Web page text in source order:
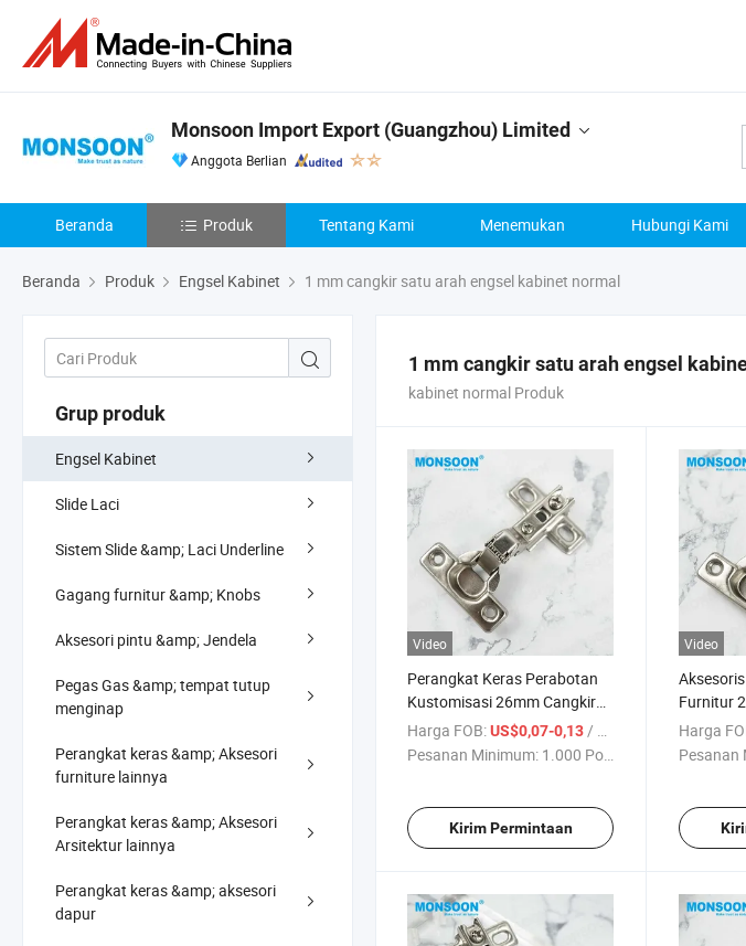
Monsoon Import Export (Guangzhou) Limited
Anggota Berlian
Beranda Produk Tentang Kami Menemukan Hubungi Kami
Beranda Produk Engsel Kabinet 1 mm cangkir satu arah engsel kabinet normal
Grup produk
Engsel Kabinet
Slide Laci
Sistem Slide &amp; Laci Underline
Gagang furnitur &amp; Knobs
Aksesori pintu &amp; Jendela
Pegas Gas &amp; tempat tutup
menginap
Perangkat keras &amp; Aksesori
furniture lainnya
Perangkat keras &amp; Aksesori
Arsitektur lainnya
Perangkat keras &amp; aksesori
dapur
1 mm cangkir satu arah engsel
kabinet normal Produk
Video
Perangkat Keras Perabotan
Kustomisasi 26mm Cangkir
Dua Arah Geser pada Besi
Tersembunyi Dapur Pintu
Harga FOB:US$0,07-0,13/ Bagian
Pesanan Minimum: 1.000 Potong
Kirim Permintaan
Video
Furnitur
Inset
Harga
Pesanan